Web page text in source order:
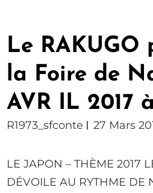
Le RAKUGO
la Foire de
AVR IL 2017
R1973_sfconte 27 Mars
LE JAPON – THÈME 2017
DÉVOILE AU RYTHME DE